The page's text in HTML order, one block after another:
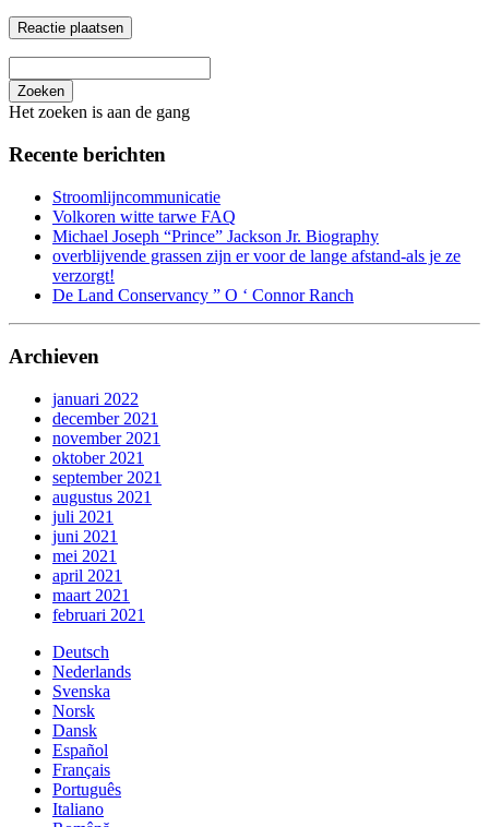
Zoeken
Het zoeken is aan de gang
Recente berichten
Stroomlijncommunicatie
Volkoren witte tarwe FAQ
Michael Joseph “Prince” Jackson Jr. Biography
overblijvende grassen zijn er voor de lange afstand-als je ze
verzorgt!
De Land Conservancy ” O ‘ Connor Ranch
Archieven
januari 2022
december 2021
november 2021
oktober 2021
september 2021
augustus 2021
juli 2021
juni 2021
mei 2021
april 2021
maart 2021
februari 2021
Deutsch
Nederlands
Svenska
Norsk
Dansk
Español
Français
Português
Italiano